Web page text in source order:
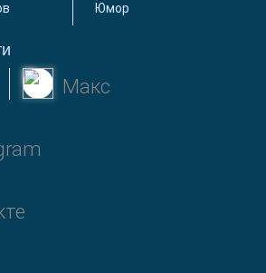
Юмор
Макс